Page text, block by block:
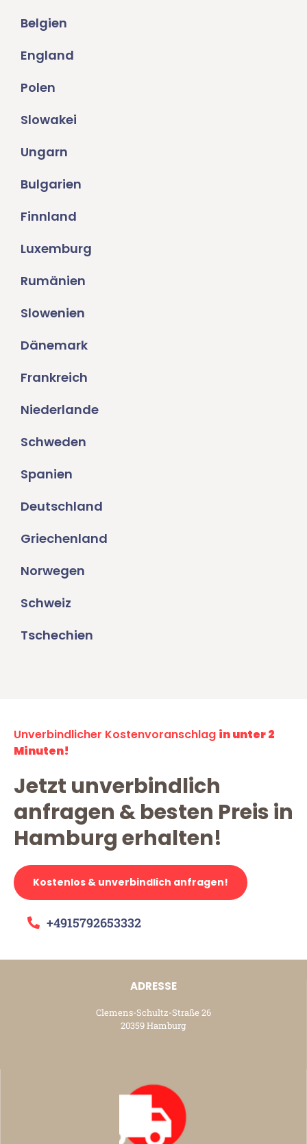
Belgien
England
Polen
Slowakei
Ungarn
Bulgarien
Finnland
Luxemburg
Rumänien
Slowenien
Dänemark
Frankreich
Niederlande
Schweden
Spanien
Deutschland
Griechenland
Norwegen
Schweiz
Tschechien
Unverbindlicher Kostenvoranschlag in unter 2
Minuten!
Jetzt unverbindlich
anfragen & besten Preis in
Hamburg erhalten!
Kostenlos & unverbindlich anfragen!
+4915792653332
ADRESSE
Clemens-Schultz-Straße 26
20359 Hamburg